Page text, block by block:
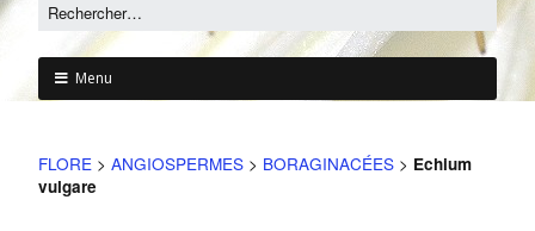
Menu
FLORE > ANGIOSPERMES > BORAGINACÉES > Echium
vulgare